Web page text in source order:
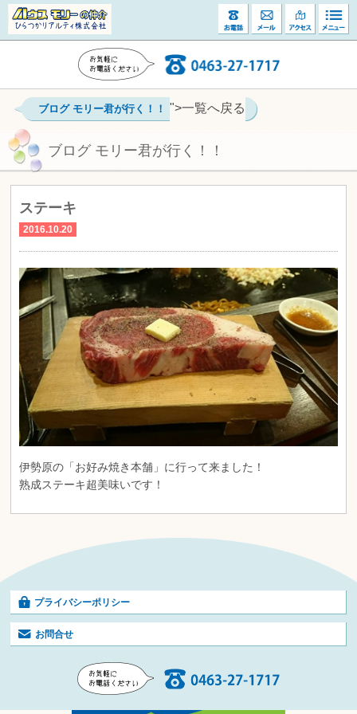
ブログ モリー君が行く！！ ">一覧へ戻る
ブログ モリー君が行く！！
ステーキ
2016.10.20
伊勢原の「お好み焼き本舗」に行って来ました！
熟成ステーキ超美味いです！
プライバシーポリシー
お問合せ